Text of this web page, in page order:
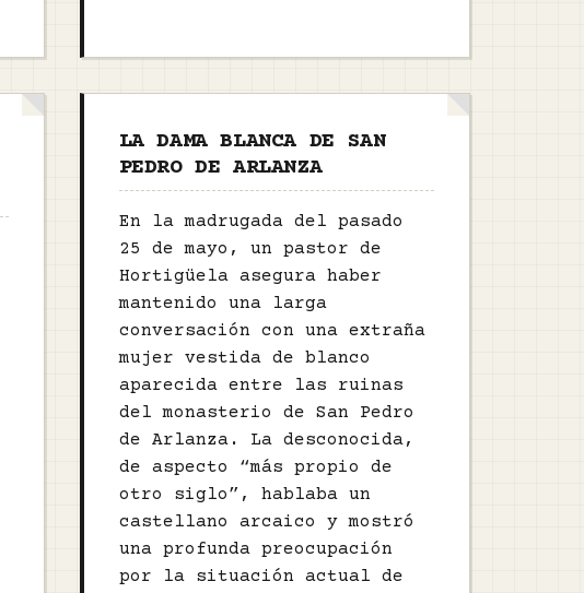
LA DAMA BLANCA DE SAN
PEDRO DE ARLANZA
En la madrugada del pasado
25 de mayo, un pastor de
Hortigüela asegura haber
mantenido una larga
conversación con una extraña
mujer vestida de blanco
aparecida entre las ruinas
del monasterio de San Pedro
de Arlanza. La desconocida,
de aspecto “más propio de
otro siglo”, hablaba un
castellano arcaico y mostró
una profunda preocupación
por la situación actual de